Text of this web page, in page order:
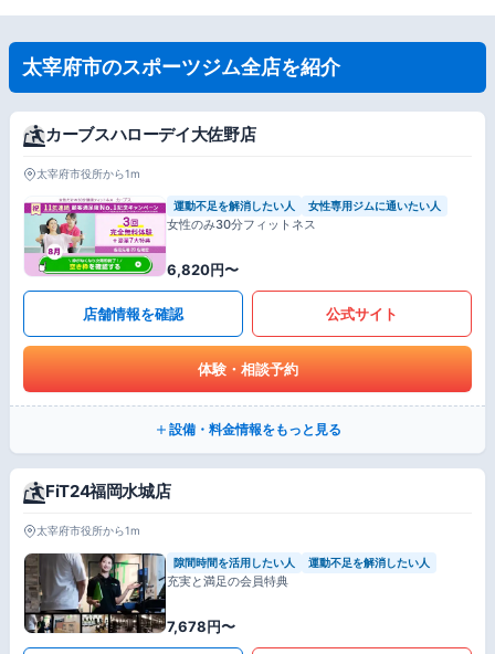
太宰府市のスポーツジム全店を紹介
カーブスハローデイ大佐野店
太宰府市役所から1m
運動不足を解消したい人 女性専用ジムに通いたい人
女性のみ30分フィットネス
6,820円〜
店舗情報を確認 公式サイト
体験・相談予約
設備・料金情報をもっと見る
FiT24福岡水城店
太宰府市役所から1m
隙間時間を活用したい人 運動不足を解消したい人
充実と満足の会員特典
7,678円〜